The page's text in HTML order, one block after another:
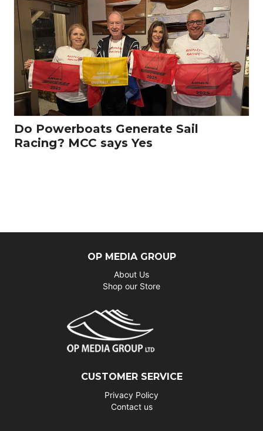
Do Powerboats Generate Sail
Racing? MCC says Yes
OP MEDIA GROUP
About Us
Shop our Store
CUSTOMER SERVICE
Privacy Policy
Contact us